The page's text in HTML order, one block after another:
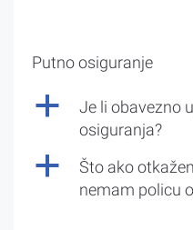
Putno osiguranje
a
Je li obavezno
osiguranja?
a
Što ako
nemam policu